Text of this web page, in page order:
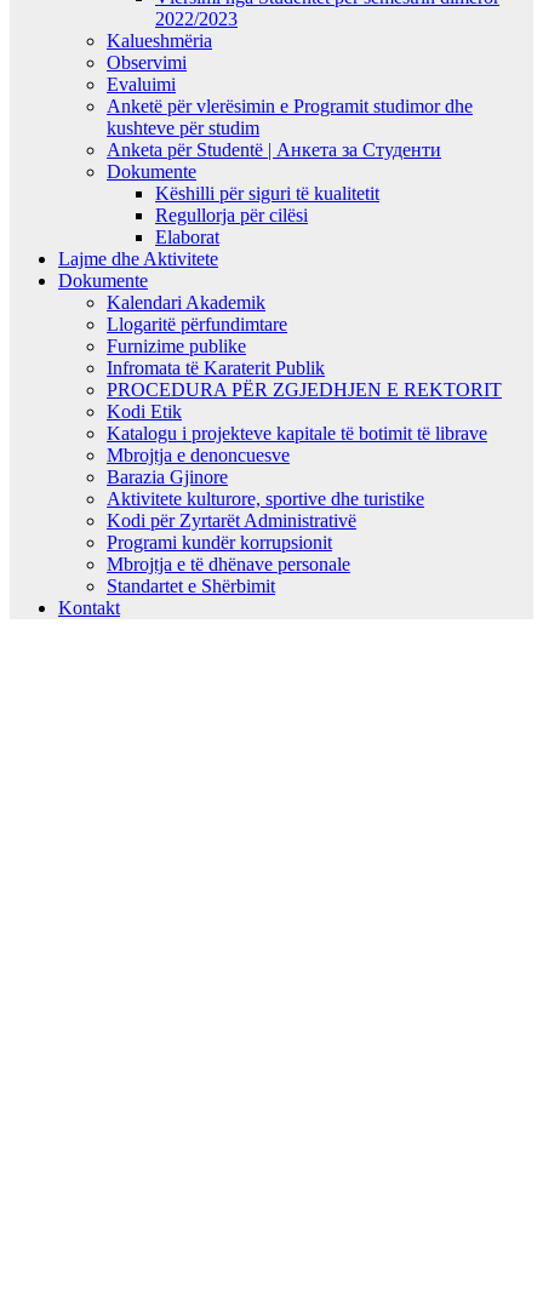
2022/2023
Kalueshmëria
Observimi
Evaluimi
Anketë për vlerësimin e Programit studimor dhe
kushteve për studim
Anketa për Studentë | Анкета за Студенти
Dokumente
Këshilli për siguri të kualitetit
Regullorja për cilësi
Elaborat
Lajme dhe Aktivitete
Dokumente
Kalendari Akademik
Llogaritë përfundimtare
Furnizime publike
Infromata të Karaterit Publik
PROCEDURA PËR ZGJEDHJEN E REKTORIT
Kodi Etik
Katalogu i projekteve kapitale të botimit të librave
Mbrojtja e denoncuesve
Barazia Gjinore
Aktivitete kulturore, sportive dhe turistike
Kodi për Zyrtarët Administrativë
Programi kundër korrupsionit
Mbrojtja e të dhënave personale
Standartet e Shërbimit
Kontakt